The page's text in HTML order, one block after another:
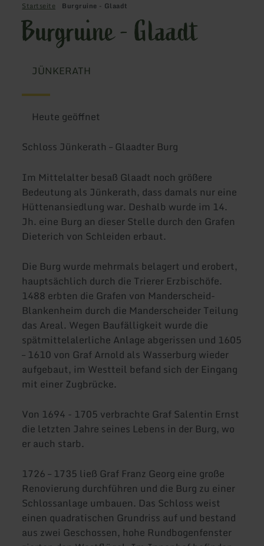
Startseite Burgruine - Glaadt
Burgruine - Glaadt
JÜNKERATH
Heute geöffnet
Schloss Jünkerath – Glaadter Burg
Im Mittelalter besaß Glaadt noch größere
Bedeutung als Jünkerath, dass damals nur eine
Hüttenansiedlung war. Deshalb wurde im 14.
Jh. eine Burg an dieser Stelle durch den Grafen
Dieterich von Schleiden erbaut.
Die Burg wurde mehrmals belagert und erobert,
hauptsächlich durch die Trierer Erzbischöfe.
1488 erbten die Grafen von Manderscheid-
Blankenheim durch die Manderscheider Teilung
das Areal. Wegen Baufälligkeit wurde die
spätmittelalerliche Anlage abgerissen und 1605
– 1610 von Graf Arnold als Wasserburg wieder
aufgebaut, im Westteil befand sich der Eingang
mit einer Zugbrücke.
Von 1694 - 1705 verbrachte Graf Salentin Ernst
die letzten Jahre seines Lebens in der Burg, wo
er auch starb.
1726 – 1735 ließ Graf Franz Georg eine große
Renovierung durchführen und die Burg zu einer
Schlossanlage umbauen. Das Schloss weist
einen quadratischen Grundriss auf und bestand
aus zwei Geschossen, hohe Rundbogenfenster